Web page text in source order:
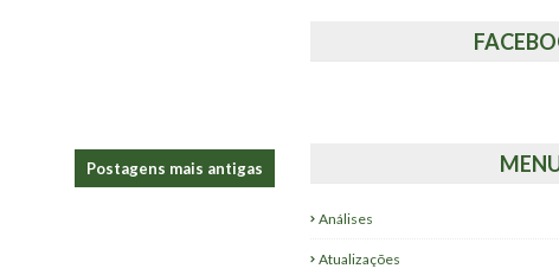
Postagens mais antigas
Análises
Atualizações